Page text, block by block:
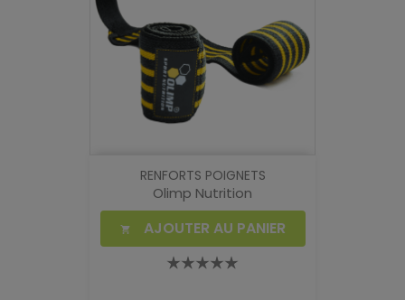
RENFORTS POIGNETS
Olimp Nutrition
 AJOUTER AU PANIER